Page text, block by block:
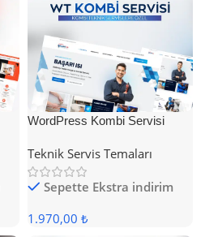
WordPress Kombi Servisi
Teknik Servis Temaları
Sepette Ekstra indirim
1.970,00 ₺